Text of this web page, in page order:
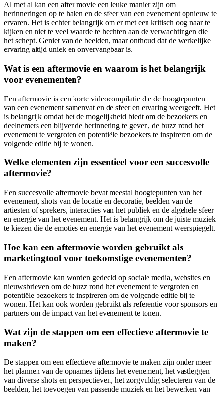
Al met al kan een after movie een leuke manier zijn om
herinneringen op te halen en de sfeer van een evenement opnieuw te
ervaren. Het is echter belangrijk om er met een kritisch oog naar te
kijken en niet te veel waarde te hechten aan de verwachtingen die
het schept. Geniet van de beelden, maar onthoud dat de werkelijke
ervaring altijd uniek en onvervangbaar is.
Wat is een aftermovie en waarom is het belangrijk
voor evenementen?
Een aftermovie is een korte videocompilatie die de hoogtepunten
van een evenement samenvat en de sfeer en ervaring weergeeft. Het
is belangrijk omdat het de mogelijkheid biedt om de bezoekers en
deelnemers een blijvende herinnering te geven, de buzz rond het
evenement te vergroten en potentiële bezoekers te inspireren om de
volgende editie bij te wonen.
Welke elementen zijn essentieel voor een succesvolle
aftermovie?
Een succesvolle aftermovie bevat meestal hoogtepunten van het
evenement, shots van de locatie en decoratie, beelden van de
artiesten of sprekers, interacties van het publiek en de algehele sfeer
en energie van het evenement. Het is belangrijk om de juiste muziek
te kiezen die de emoties en energie van het evenement weerspiegelt.
Hoe kan een aftermovie worden gebruikt als
marketingtool voor toekomstige evenementen?
Een aftermovie kan worden gedeeld op sociale media, websites en
nieuwsbrieven om de buzz rond het evenement te vergroten en
potentiële bezoekers te inspireren om de volgende editie bij te
wonen. Het kan ook worden gebruikt als referentie voor sponsors en
partners om de impact van het evenement te tonen.
Wat zijn de stappen om een ​​effectieve aftermovie te
maken?
De stappen om een effectieve aftermovie te maken zijn onder meer
het plannen van de opnames tijdens het evenement, het vastleggen
van diverse shots en perspectieven, het zorgvuldig selecteren van de
beelden, het toevoegen van passende muziek en het bewerken van